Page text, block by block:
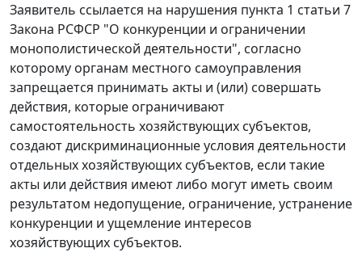
Заявитель ссылается на нарушения пункта 1 статьи 7
Закона РСФСР "О конкуренции и ограничении
монополистической деятельности", согласно
которому органам местного самоуправления
запрещается принимать акты и (или) совершать
действия, которые ограничивают
самостоятельность хозяйствующих субъектов,
создают дискриминационные условия деятельности
отдельных хозяйствующих субъектов, если такие
акты или действия имеют либо могут иметь своим
результатом недопущение, ограничение, устранение
конкуренции и ущемление интересов
хозяйствующих субъектов.